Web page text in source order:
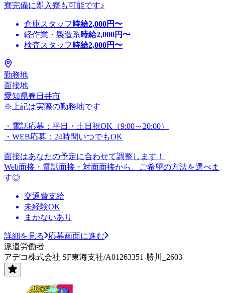
寮完備に即入寮も可能です♪
倉庫スタッフ 時給2,000円〜
軽作業・製造系時給2,000円〜
検査スタッフ 時給2,000円〜
勤務地
面接地
愛知県春日井市
※上記は実際の勤務地です
・電話応募：平日・土日祝OK（9:00～20:00）
・WEB応募：24時間いつでもOK
面接はあなたの予定に合わせて調整します！
Web面接・電話面接・対面面接から、ご希望の方法を選べま
す◎
交通費支給
未経験OK
まかないあり
詳細を見る
応募画面に進む
派遣労働者
アデコ株式会社 SF東海支社/A01263351-勝川_2603